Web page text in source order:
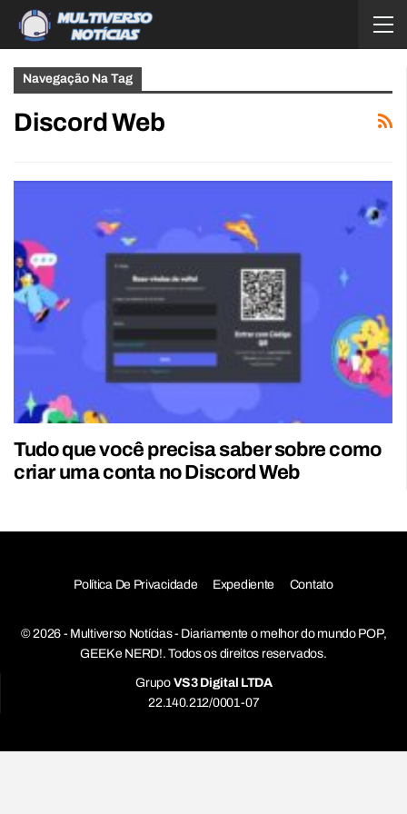
Navegação Na Tag
Discord Web
Tudo que você precisa saber sobre como
criar uma conta no Discord Web
Política De Privacidade Expediente Contato
© 2026 - Multiverso Notícias - Diariamente o melhor do mundo POP,
GEEK e NERD!. Todos os direitos reservados.
Grupo VS3 Digital LTDA
22.140.212/0001-07